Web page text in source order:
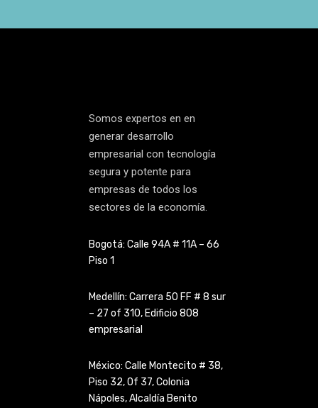
Somos expertos en en
generar desarrollo
empresarial con tecnología
segura y potente para
empresas de todos los
sectores de la economía.
Bogotá: Calle 94A # 11A – 66
Piso 1
Medellín: Carrera 50 FF # 8 sur
– 27 of 310, Edificio 808
empresarial
México: Calle Montecito # 38,
Piso 32, Of 37, Colonia
Nápoles,Alcaldía Benito